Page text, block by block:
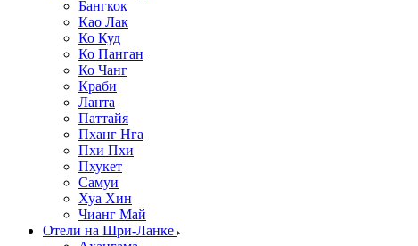
Бангкок
Као Лак
Ко Куд
Ко Панган
Ко Чанг
Краби
Ланта
Паттайя
Пханг Нга
Пхи Пхи
Пхукет
Самуи
Хуа Хин
Чианг Май
Отели на Шри-Ланке